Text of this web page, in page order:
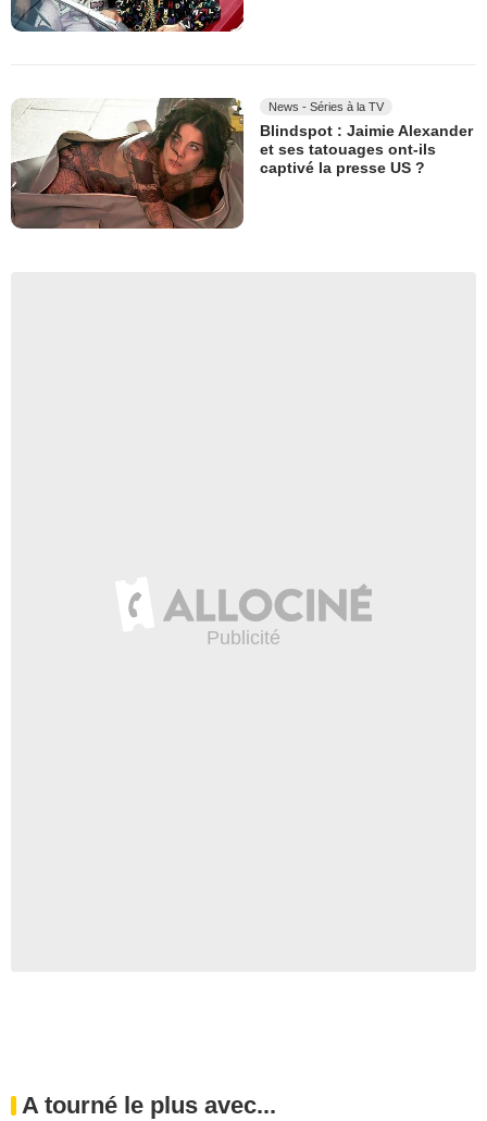
News - Séries à la TV
Blindspot : Jaimie Alexander
et ses tatouages ont-ils
captivé la presse US ?
A tourné le plus avec...